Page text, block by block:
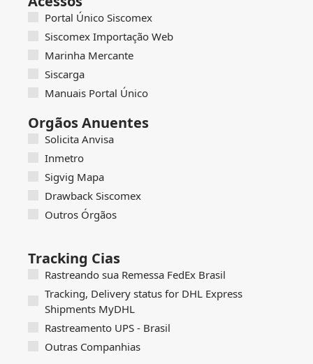
Portal Único Siscomex
Siscomex Importação Web
Marinha Mercante
Siscarga
Manuais Portal Único
Orgãos Anuentes
Solicita Anvisa
Inmetro
Sigvig Mapa
Drawback Siscomex
Outros Órgãos
Tracking Cias
Rastreando sua Remessa FedEx Brasil
Tracking, Delivery status for DHL Express
Shipments MyDHL
Rastreamento UPS - Brasil
Outras Companhias